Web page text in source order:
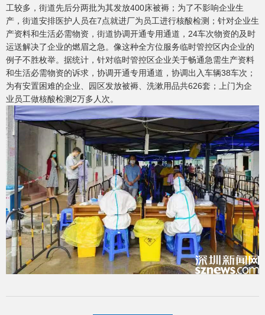
工较多，街道先后分两批为其发放400床被褥；为了不影响企业生
产，街道安排医护人员在7点就进厂为员工进行核酸检测；针对企业生
产资料和生活必需物资，街道协调开通专用通道，24车次物资的及时
运送解决了企业的燃眉之急。像这种全方位服务临时管控区内企业的
例子不胜枚举。据统计，针对临时管控区企业关于畅通急需生产资料
和生活必需物资的诉求，协调开通专用通道，协调出入车辆38车次；
为有安置困难的企业、园区发放被褥、洗漱用品共626套；上门为企
业员工做核酸检测2万多人次。